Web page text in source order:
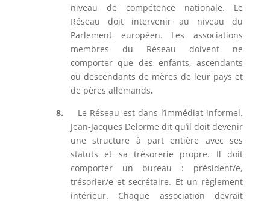
niveau de compétence nationale. Le
Réseau doit intervenir au niveau du
Parlement européen. Les associations
membres du Réseau doivent ne
comporter que des enfants, ascendants
ou descendants de mères de leur pays et
de pères allemands.
8.
Le Réseau est dans l’immédiat informel.
Jean-Jacques Delorme dit qu’il doit devenir
une structure à part entière avec ses
statuts et sa trésorerie propre. Il doit
comporter un bureau : président/e,
trésorier/e et secrétaire. Et un règlement
intérieur. Chaque association devrait